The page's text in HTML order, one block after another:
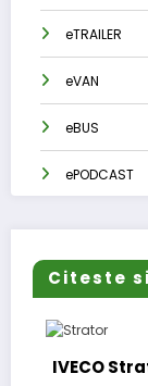
eTRAILER
eVAN
eBUS
ePODCAST
Citeste si
IVECO